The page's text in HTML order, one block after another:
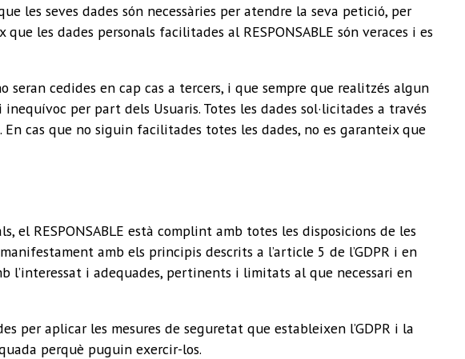
les seves dades són necessàries per atendre la seva petició, per
les dades personals facilitades al RESPONSABLE són veraces i es
seran cedides en cap cas a tercers, i que sempre que realitzés algun
per part dels Usuaris. Totes les dades sol·licitades a través
cas que no siguin facilitades totes les dades, no es garanteix que
RESPONSABLE està complint amb totes les disposicions de les
amb els principis descrits a l’article 5 de l’GDPR i en
l’interessat i adequades, pertinents i limitats al que necessari en
per aplicar les mesures de seguretat que estableixen l’GDPR i la
perquè puguin exercir-los.